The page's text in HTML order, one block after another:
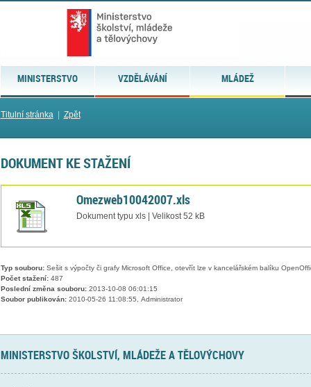
MINISTERSTVO VZDĚLÁVÁNÍ MLÁDEŽ
Titulní stránka| Zpět
DOKUMENT KE STAŽENÍ
Omezweb10042007.xls
Dokument typu xls | Velikost 52 kB
Typ souboru:Sešit s výpočty či grafy Microsoft Office, otevřít lze v kancelářském balíku
Počet stažení:487
Poslední změna souboru:2013-10-08 06:01:15
Soubor publikován:2010-05-26 11:08:55, Administrator
MINISTERSTVO ŠKOLSTVÍ, MLÁDEŽE A TĚLOVÝCHOVY